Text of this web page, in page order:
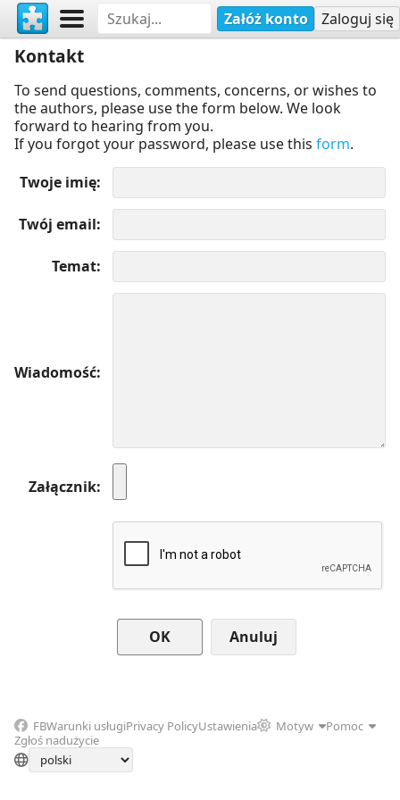
Załóż konto Zaloguj się
Kontakt
To send questions, comments, concerns, or wishes to
the authors, please use the form below. We look
forward to hearing from you.
If you forgot your password, please use this form.
Twoje imię
Twój email
Temat
Wiadomość
Załącznik
Anuluj
FBWarunki usługiPrivacy PolicyUstawienia Motyw
Pomoc
Zgłoś nadużycie